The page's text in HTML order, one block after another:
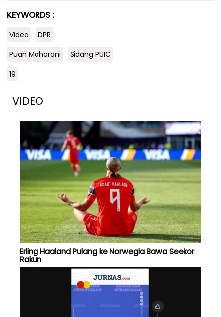
KEYWORDS :
Video
DPR
.
Puan Maharani
Sidang PUIC
.
19
VIDEO
Erling Haaland Pulang ke Norwegia Bawa Seekor
Rakun